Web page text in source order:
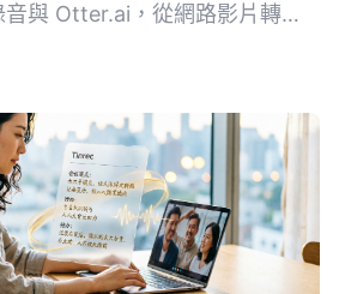
與 Otter.ai，從網路影片轉